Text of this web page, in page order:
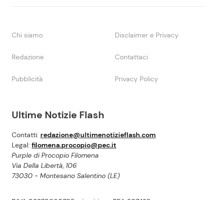
Ultime Notizie Flash
Contatti: redazione@ultimenotizieflash.com
Legal: filomena.procopio@pec.it
Purple di Procopio Filomena
Via Della Libertà, 106
73030 - Montesano Salentino (LE)
Chi siamo Disclaimer e Privacy
Redazione Contattaci
Pubblicità Privacy Policy